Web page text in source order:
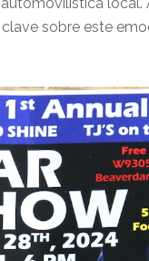
sobre este